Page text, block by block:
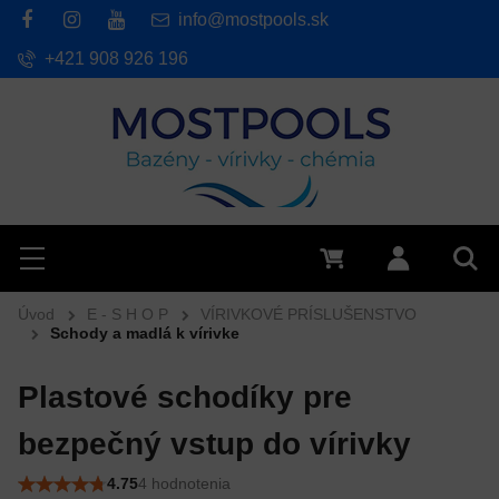
Hľadať
Menu Prihlásiť
info@mostpools.sk
+421 908 926 196
Úvod E - S H O P
VÍRIVKOVÉ PRÍSLUŠENSTVO
Schody a madlá k vírivke
Plastové schodíky pre
bezpečný vstup do vírivky
4.754 hodnotenia